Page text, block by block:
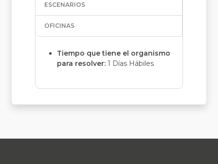
ESCENARIOS
OFICINAS
Tiempo que tiene el organismo
para resolver: 1 Días Hábiles